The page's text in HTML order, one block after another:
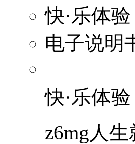
快·乐体验
电子说明
快·乐体验
z6mg人